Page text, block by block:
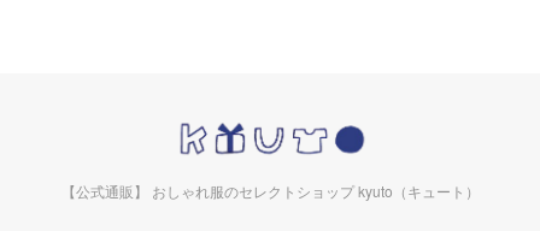
【公式通販】 おしゃれ服のセレクトショップ kyuto（キュート）